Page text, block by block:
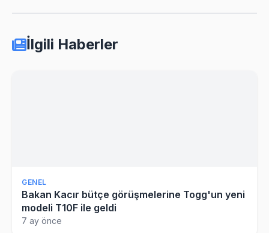
İlgili Haberler
GENEL
Bakan Kacır bütçe görüşmelerine Togg'un yeni
modeli T10F ile geldi
7 ay önce